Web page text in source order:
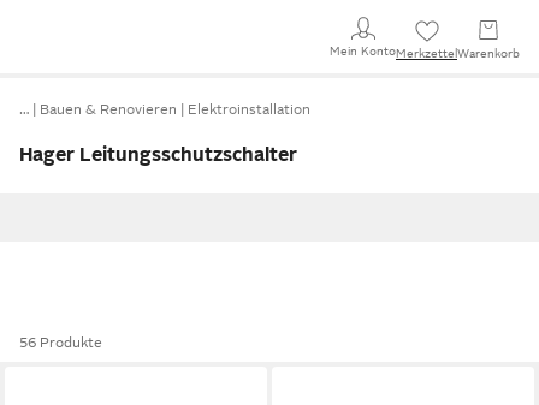
Mein KontoMerkzettel Warenkorb
… Bauen & Renovieren Elektroinstallation
Hager Leitungsschutzschalter
56 Produkte